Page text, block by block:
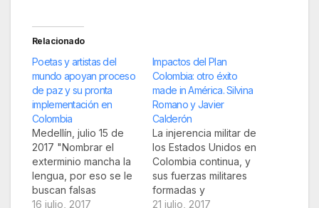
Relacionado
Poetas y artistas del
mundo apoyan proceso
de paz y su pronta
implementación en
Colombia
Medellín, julio 15 de
2017 "Nombrar el
exterminio mancha la
lengua, por eso se le
buscan falsas
metáforas de
16 julio, 2017
Impactos del Plan
Colombia: otro éxito
made in América. Silvina
Romano y Javier
Calderón
La injerencia militar de
los Estados Unidos en
Colombia continua, y
sus fuerzas militares
formadas y
entrenadas durante el
21 julio, 2017